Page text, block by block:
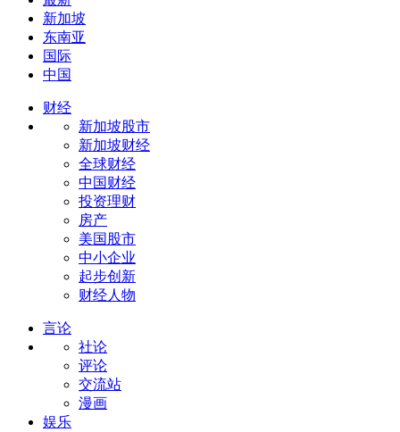
新加坡
东南亚
国际
中国
财经
新加坡股市
新加坡财经
全球财经
中国财经
投资理财
房产
美国股市
中小企业
起步创新
财经人物
言论
社论
评论
交流站
漫画
娱乐